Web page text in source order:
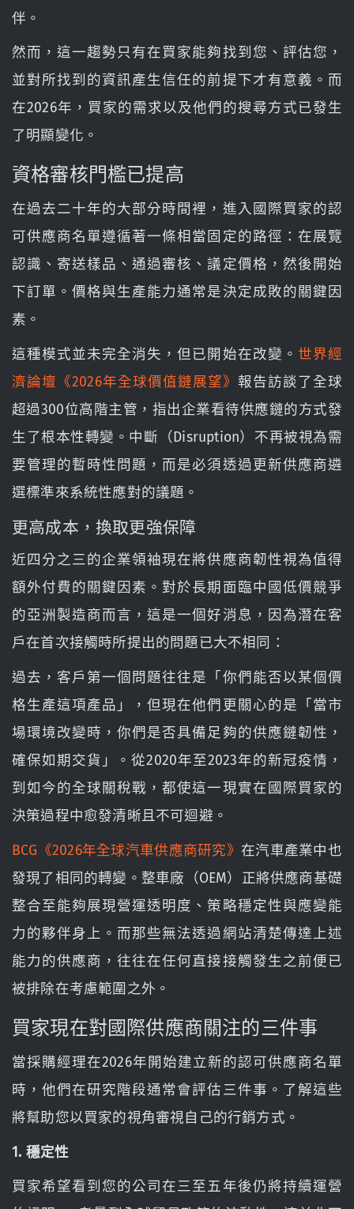
伴。
然而，這一趨勢只有在買家能夠找到您、評估您，
並對所找到的資訊產生信任的前提下才有意義。而
在2026年，買家的需求以及他們的搜尋方式已發生
了明顯變化。
資格審核門檻已提高
在過去二十年的大部分時間裡，進入國際買家的認
可供應商名單遵循著一條相當固定的路徑：在展覽
認識、寄送樣品、通過審核、議定價格，然後開始
下訂單。價格與生產能力通常是決定成敗的關鍵因
素。
這種模式並未完全消失，但已開始在改變。 世界經
濟論壇《2026年全球價值鏈展望》 報告訪談了全球
超過300位高階主管，指出企業看待供應鏈的方式發
生了根本性轉變。中斷（Disruption）不再被視為需
要管理的暫時性問題，而是必須透過更新供應商遴
選標準來系統性應對的議題。
更高成本，換取更強保障
近四分之三的企業領袖現在將供應商韌性視為值得
額外付費的關鍵因素。對於長期面臨中國低價競爭
的亞洲製造商而言，這是一個好消息，因為潛在客
戶在首次接觸時所提出的問題已大不相同：
過去，客戶第一個問題往往是「你們能否以某個價
格生產這項產品」，但現在他們更關心的是「當市
場環境改變時，你們是否具備足夠的供應鏈韌性，
確保如期交貨」。從2020年至2023年的新冠疫情，
到如今的全球關稅戰，都使這一現實在國際買家的
決策過程中愈發清晰且不可迴避。
BCG《2026年全球汽車供應商研究》在汽車產業中也
發現了相同的轉變。整車廠（OEM）正將供應商基礎
整合至能夠展現營運透明度、策略穩定性與應變能
力的夥伴身上。而那些無法透過網站清楚傳達上述
能力的供應商，往往在任何直接接觸發生之前便已
被排除在考慮範圍之外。
買家現在對國際供應商關注的三件事
當採購經理在2026年開始建立新的認可供應商名單
時，他們在研究階段通常會評估三件事。了解這些
將幫助您以買家的視角審視自己的行銷方式。
1. 穩定性
買家希望看到您的公司在三至五年後仍將持續運營